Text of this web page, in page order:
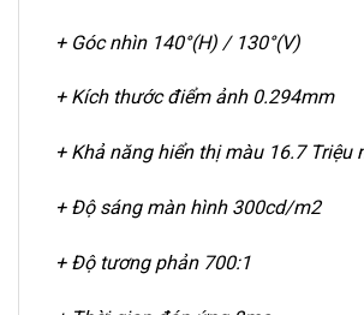
+ Góc nhìn 140°(H) / 130°(V)
+ Kích thước điểm ảnh 0.294mm
+ Khả năng hiển thị màu 16.7 Triệu
+ Độ sáng màn hình 300cd/m2
+ Độ tương phản 700:1